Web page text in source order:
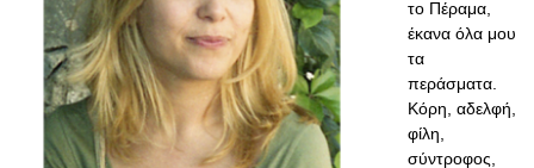
το Πέραμα,
έκανα όλα μου
τα
περάσματα.
Κόρη, αδελφή,
φίλη,
σύντροφος,